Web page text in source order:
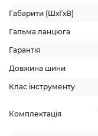
Габарити (ШхГхВ)
Гальма ланцюга
Гарантія
Довжина шини
Клас інструменту
Комплектація